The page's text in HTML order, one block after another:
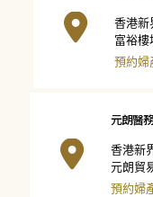
香港新
富裕樓
預約婦
元朗醫
香港新
元朗貿
預約婦